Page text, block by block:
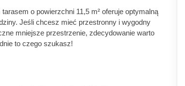
o powierzchni 11,5 m² oferuje optymalną
Jeśli chcesz mieć przestronny i wygodny
mniejsze przestrzenie, zdecydowanie warto
to czego szukasz!